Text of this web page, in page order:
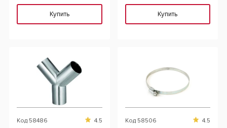
Купить Купить
Код 58486 4.5 Код 58506 4.5